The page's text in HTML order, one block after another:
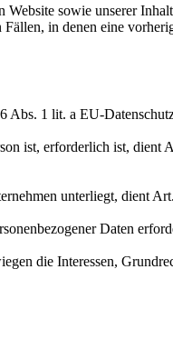
sowie unserer
in denen eine
Abs. 1 lit. a EU-
ist, erforderlich ist,
unterliegt, dient
Daten
die Interessen,